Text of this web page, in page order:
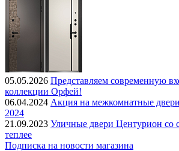
05.05.2026 Представляем современную
коллекции Орфей!
06.04.2024 Акция на межкомнатные
2024
21.09.2023 Уличные двери Центурион со
теплее
Подписка на новости магазина